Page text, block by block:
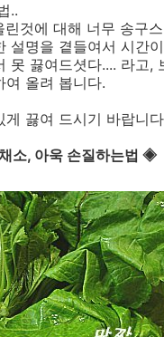
..
것에 대해 너무 송구
설명을 곁들여서 시간
못 끓여드셧다.... 라고,
여 올려 봅니다.
게 끓여 드시기 바랍니
소, 아욱 손질하는법 ◈